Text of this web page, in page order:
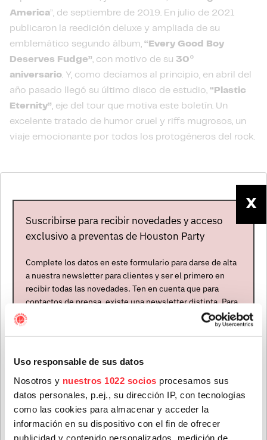
Uso responsable de sus datos
Nosotros y nuestros 1022 socios procesamos sus
datos personales, p.ej., su dirección IP, con tecnologías
como las cookies para almacenar y acceder la
información en su dispositivo con el fin de ofrecer
publicidad y contenido personalizados, medición de
America”, de septiembre de 2019. En julio de 2021
publicaron la reedición deluxe y ampliada de su
emblemático segundo álbum, “Every Good Boy
Deserves Fudge”, con motivo de su 30º
aniversario. Y, como decíamos al principio, en abril del
año pasado llegó su último disco de estudio, “Plastic
Eternity”, eje del tour que motiva este boletín. Un
excelente tratado de humor cruel y riffs mugrosos, un
viaje emocionante por todos los protogéneros del rock.
MUDHONEY
Abierta contratación
ÚLTIMAS NOTICIAS
X
Suscribirse para recibir novedades y acceso
exclusivo a preventas de Houston Party
Complete los datos en este formulario para darse de alta
a nuestra newsletter para clientes y ser el primero en
recibir todas las novedades. Ten en cuenta que para
contactos de prensa, existe una newsletter distinta. Para
formar parte de ella, envíanos un mensaje a
Apellidos